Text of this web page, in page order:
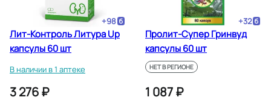
+98
Лит-Контроль Литура Up
капсулы 60 шт
В наличии в 1 аптеке
3 276 ₽
+32
Пролит-Супер Гринвуд
капсулы 60 шт
НЕТ В РЕГИОНЕ
1 087 ₽